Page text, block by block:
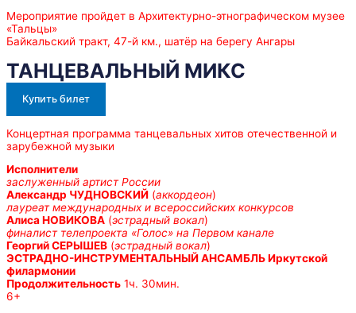
Мероприятие пройдет в Архитектурно-этнографическом музее
«Тальцы»
Байкальский тракт, 47-й км., шатёр на берегу Ангары
ТАНЦЕВАЛЬНЫЙ МИКС
Купить билет
Концертная программа танцевальных хитов отечественной и
зарубежной музыки
Исполнители
заслуженный артист России
Александр ЧУДНОВСКИЙ (аккордеон)
лауреат международных и всероссийских конкурсов
Алиса НОВИКОВА (эстрадный вокал)
финалист телепроекта «Голос» на Первом канале
Георгий СЕРЫШЕВ (эстрадный вокал)
ЭСТРАДНО-ИНСТРУМЕНТАЛЬНЫЙ АНСАМБЛЬ Иркутской
филармонии
Продолжительность 1ч. 30мин.
6+